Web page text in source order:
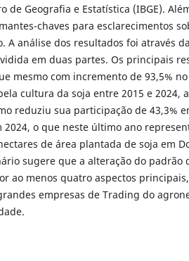
de Geografia e Estatística (IBGE).
chaves para esclarecimentos
A análise dos resultados foi através
em duas partes. Os principais
mesmo com incremento de 93,5%
cultura da soja entre 2015 e 2024,
reduziu sua participação de 43,3%
2024, o que neste último ano
de área plantada de soja em
sugere que a alteração do padrão
ao menos quatro aspectos
empresas de Trading do